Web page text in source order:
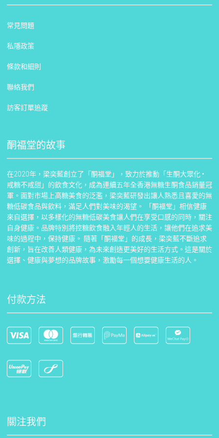
常見問題
私隱政策
條款和細則
聯絡我們
訪客訂單追蹤
酮福堂的故事
在2020年，梁奕藍創立了「酮福堂」，致力於推動「生酮大眾化 •
戒糖不戒甜」的飲食文化，成為連續五年全香港無糖生酮食品銷量冠
軍。面對市場上高糖美食的泛濫，梁奕藍研發出讓人熟悉且喜愛的無
糖低碳食品與飲料，滿足人們對美味的渴望。 「酮福堂」相信健康
來自選擇，以多樣化的無糖低碳美食讓人們在享受口感的同時，關注
自身健康。品牌特別將控糖飲食融入年輕人的生活，讓他們在追求美
味的過程中，保持健康。 隨著「酮福堂」的成長，梁奕藍不斷追求
創新，旨在改善人類健康，為未來創造更美好的生活方式。這是關於
選擇、健康與夢想的品牌故事，激勵每一個想要健康生活的人。
付款方法
關注我們